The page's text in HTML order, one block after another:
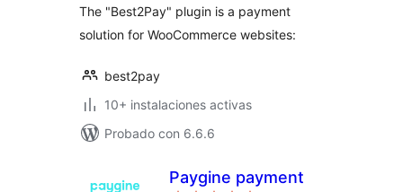
The "Best2Pay" plugin is a payment
solution for WooCommerce websites:
best2pay
10+ instalaciones activas
Probado con 6.6.6
Paygine payment